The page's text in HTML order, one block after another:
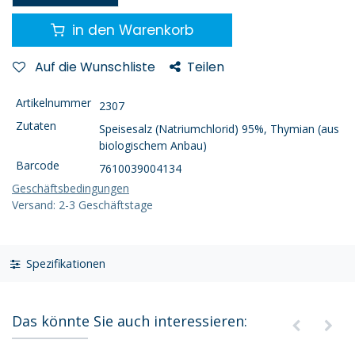
in den Warenkorb
Auf die Wunschliste Teilen
Artikelnummer 2307
Zutaten
Speisesalz (Natriumchlorid) 95%, Thymian (aus
biologischem Anbau)
Barcode
7610039004134
Geschäftsbedingungen
Versand: 2-3 Geschäftstage
Spezifikationen
Das könnte Sie auch interessieren: